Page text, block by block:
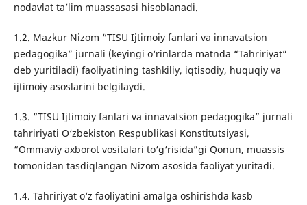
nodavlat ta’lim muassasasi hisoblanadi.
1.2. Mazkur Nizom “TISU Ijtimoiy fanlari va innavatsion
pedagogika” jurnali (keyingi o‘rinlarda matnda “Tahririyat”
deb yuritiladi) faoliyatining tashkiliy, iqtisodiy, huquqiy va
ijtimoiy asoslarini belgilaydi.
1.3. “TISU Ijtimoiy fanlari va innavatsion pedagogika” jurnali
tahririyati O‘zbekiston Respublikasi Konstitutsiyasi,
“Ommaviy axborot vositalari to‘g‘risida”gi Qonun, muassis
tomonidan tasdiqlangan Nizom asosida faoliyat yuritadi.
1.4. Tahririyat o‘z faoliyatini amalga oshirishda kasb